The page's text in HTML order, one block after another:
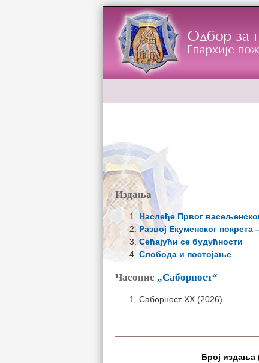
Издања
Наслеђе Првог
Развој Екуменског
Сећајући се будућности
Слобода и постојање
Часопис „Саборност“
Саборност XX (2026)
Број издања